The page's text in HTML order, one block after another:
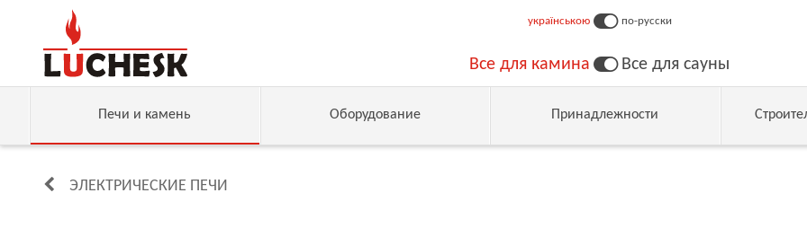
українською по-русски
Все для камина Все для сауны
Печи и камень Оборудование Принадлежности
ЭЛЕКТРИЧЕСКИЕ ПЕЧИ